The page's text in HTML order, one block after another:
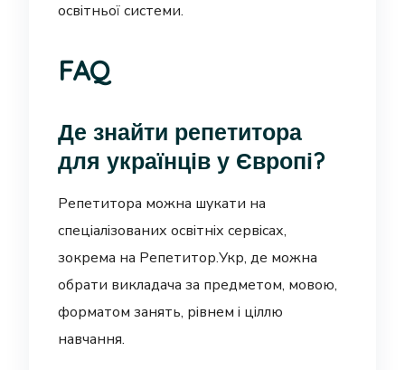
освітньої системи.
FAQ
Де знайти репетитора
для українців у Європі?
Репетитора можна шукати на
спеціалізованих освітніх сервісах,
зокрема на Репетитор.Укр, де можна
обрати викладача за предметом, мовою,
форматом занять, рівнем і ціллю
навчання.